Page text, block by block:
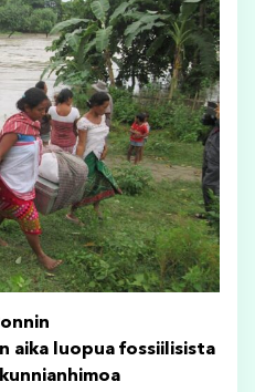
aika luopua fossiilisista